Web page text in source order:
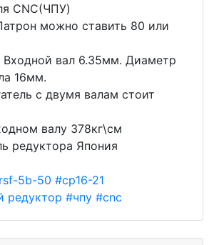
CNC(ЧПУ)
можно ставить 80 или
Входной вал 6.35мм. Диаметр
16мм.
с двумя валам стоит
валу 378кг\см
редуктора Япония
5b-50 #cp16-21
редуктор #чпу #cnc